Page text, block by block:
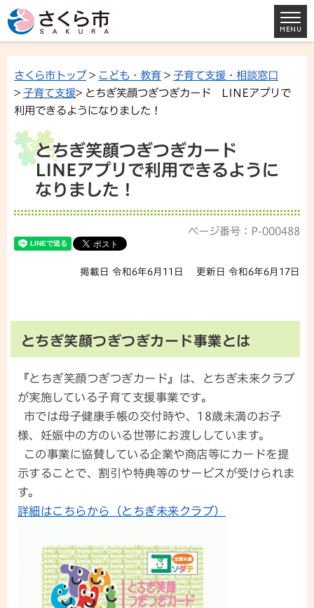
さくら市トップ> こども・教育 > 子育て支援・相談窓口
> 子育て支援> とちぎ笑顔つぎつぎカード LINEアプリで
利用できるようになりました！
とちぎ笑顔つぎつぎカード
LINEアプリで利用できるように
なりました！
ページ番号：P-000488
掲載日 令和6年6月11日 更新日 令和6年6月17日
とちぎ笑顔つぎつぎカード事業とは
『とちぎ笑顔つぎつぎカード』は、とちぎ未来クラブ
が実施している子育て支援事業です。
市では母子健康手帳の交付時や、18歳未満のお子
様、妊娠中の方のいる世帯にお渡ししています。
この事業に協賛している企業や商店等にカードを提
示することで、割引や特典等のサービスが受けられま
す。
詳細はこちらから（とちぎ未来クラブ）